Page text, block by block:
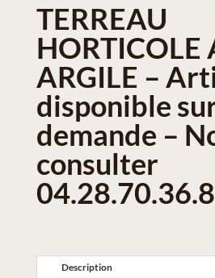
TERREAU
HORTICOLE
ARGILE –
disponible
demande –
consulter
Description